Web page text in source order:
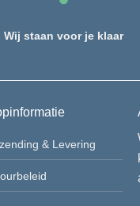
Wij staan voor je klaar
& Levering